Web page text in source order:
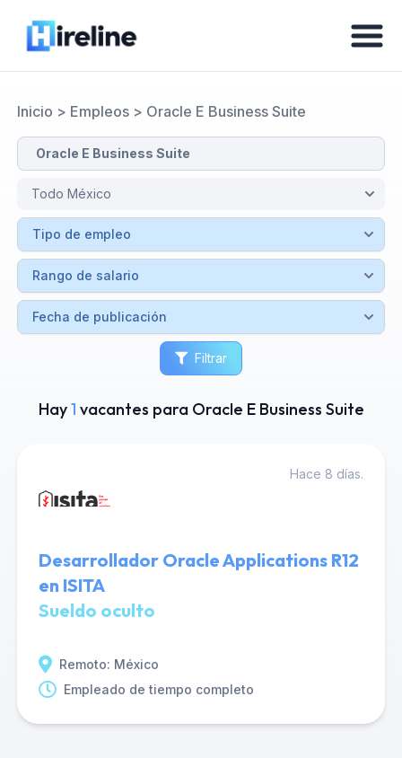
Inicio > Empleos> Oracle E Business Suite
Filtrar
Hay1 vacantes para Oracle E Business Suite
Hace 8 días.
Desarrollador Oracle Applications R12
en ISITA
Sueldo oculto
Remoto: México
Empleado de tiempo completo